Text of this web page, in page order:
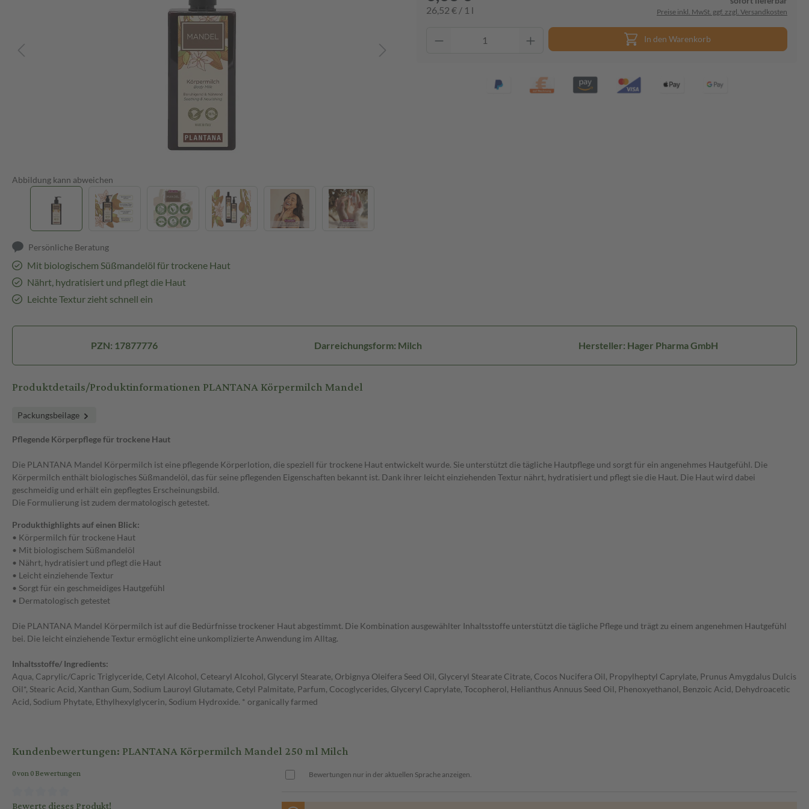
Abbildung kann abweichen
Persönliche Beratung
Mit biologischem Süßmandelöl für trockene Haut
Nährt, hydratisiert und pflegt die Haut
Leichte Textur zieht schnell ein
26,52 € / 1 l Preise inkl. MwSt. ggf. zzgl. Versandkosten
In den Warenkorb
PZN: 17877776 Darreichungsform: Milch Hersteller: Hager Pharma GmbH
Produktdetails/Produktinformationen PLANTANA Körpermilch Mandel
Packungsbeilage
Pflegende Körperpflege für trockene Haut
Die PLANTANA Mandel Körpermilch ist eine pflegende Körperlotion, die speziell für trockene Haut entwickelt wurde. Sie unterstützt die tägliche Hautpflege und sorgt für ein angenehmes Hautgefühl. Die
Körpermilch enthält biologisches Süßmandelöl, das für seine pflegenden Eigenschaften bekannt ist. Dank ihrer leicht einziehenden Textur nährt, hydratisiert und pflegt sie die Haut. Die Haut wird dabei
geschmeidig und erhält ein gepflegtes Erscheinungsbild.
Die Formulierung ist zudem dermatologisch getestet.
Produkthighlights auf einen Blick:
• Körpermilch für trockene Haut
• Mit biologischem Süßmandelöl
• Nährt, hydratisiert und pflegt die Haut
• Leicht einziehende Textur
• Sorgt für ein geschmeidiges Hautgefühl
• Dermatologisch getestet
Die PLANTANA Mandel Körpermilch ist auf die Bedürfnisse trockener Haut abgestimmt. Die Kombination ausgewählter Inhaltsstoffe unterstützt die tägliche Pflege und trägt zu einem angenehmen Hautgefühl
bei. Die leicht einziehende Textur ermöglicht eine unkomplizierte Anwendung im Alltag.
Inhaltsstoffe/ Ingredients:
Aqua, Caprylic/Capric Triglyceride, Cetyl Alcohol, Cetearyl Alcohol, Glyceryl Stearate, Orbignya Oleifera Seed Oil, Glyceryl Stearate Citrate, Cocos Nucifera Oil, Propylheptyl Caprylate, Prunus Amygdalus Dulcis
Oil*, Stearic Acid, Xanthan Gum, Sodium Lauroyl Glutamate, Cetyl Palmitate, Parfum, Cocoglycerides, Glyceryl Caprylate, Tocopherol, Helianthus Annuus Seed Oil, Phenoxyethanol, Benzoic Acid, Dehydroacetic
Acid, Sodium Phytate, Ethylhexylglycerin, Sodium Hydroxide. * organically farmed
Kundenbewertungen: PLANTANA Körpermilch Mandel 250 ml Milch
0 von 0 Bewertungen Bewertungen nur in der aktuellen Sprache anzeigen.